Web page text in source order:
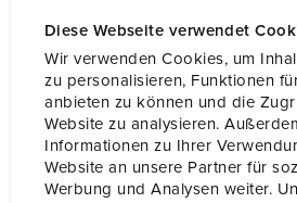
Diese Webseite verwendet
Wir verwenden Cookies, um
zu personalisieren, Funktionen
anbieten zu können und die
Website zu analysieren.
Informationen zu Ihrer
Website an unsere Partner für
Werbung und Analysen weiter.